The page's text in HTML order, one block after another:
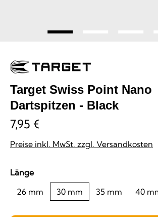
Target Swiss Point Nano
Dartspitzen - Black
7,95 €
Preise inkl. MwSt. zzgl. Versandkosten
Längeauswählen
26 mm
30 mm 35 mm 40